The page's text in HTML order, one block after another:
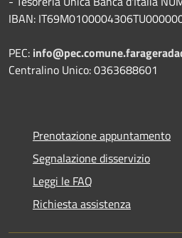
IBAN:
PEC:
Centralino Unico: 0363688601
Prenotazione appuntamento
Segnalazione disservizio
Leggi le FAQ
Richiesta assistenza